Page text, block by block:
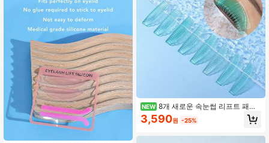
NEW 8개 새로운 속눈썹 리프트 패드,
속눈썹 리프팅 효과, 초강력 접착력,
클러스터 속눈썹 효과 생성, 헤어 살롱
3,590원 -25%